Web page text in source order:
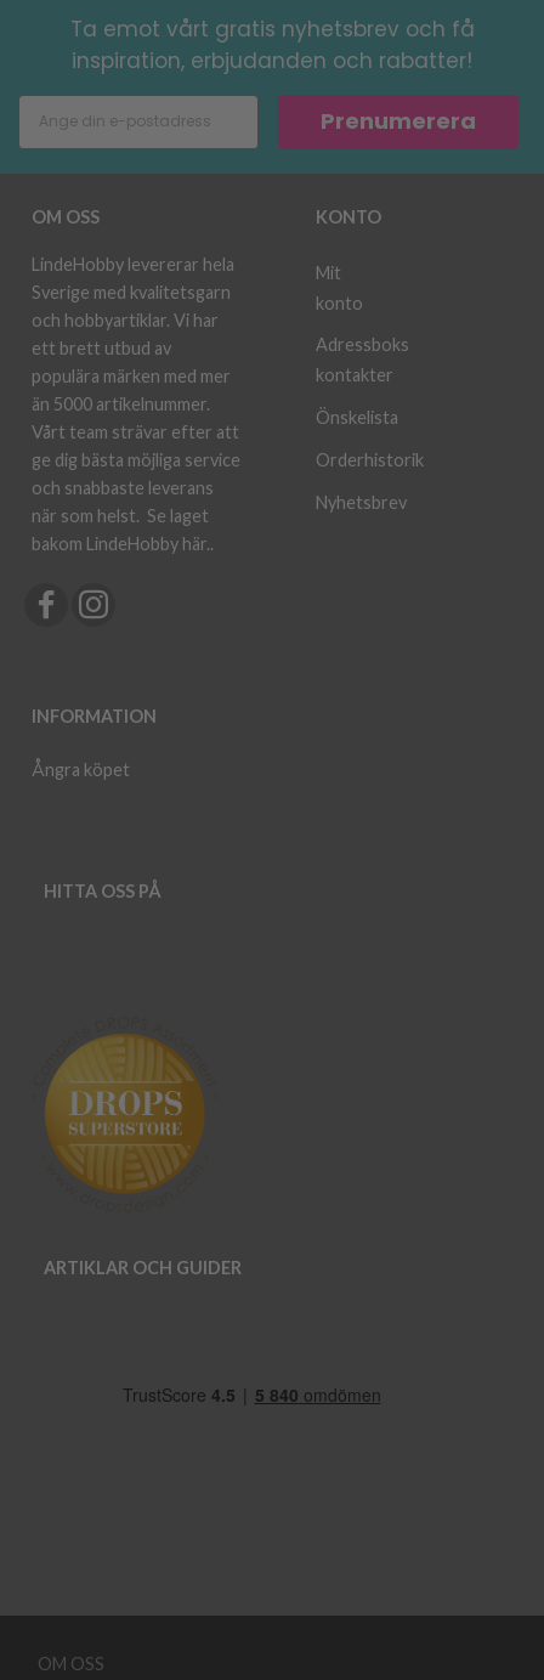
Ta emot vårt gratis nyhetsbrev och få
inspiration, erbjudanden och rabatter!
Prenumerera
OM OSS
LindeHobby levererar hela
Sverige med kvalitetsgarn
och hobbyartiklar. Vi har
ett brett utbud av
populära märken med mer
än 5000 artikelnummer.
Vårt team strävar efter att
ge dig bästa möjliga service
och snabbaste leverans
när som helst. Se laget
bakom LindeHobby här..
INFORMATION
Ångra köpet
KONTO
Mit
konto
Adressboks
kontakter
Önskelista
Orderhistorik
Nyhetsbrev
HITTA OSS PÅ
ARTIKLAR OCH GUIDER
OM OSS